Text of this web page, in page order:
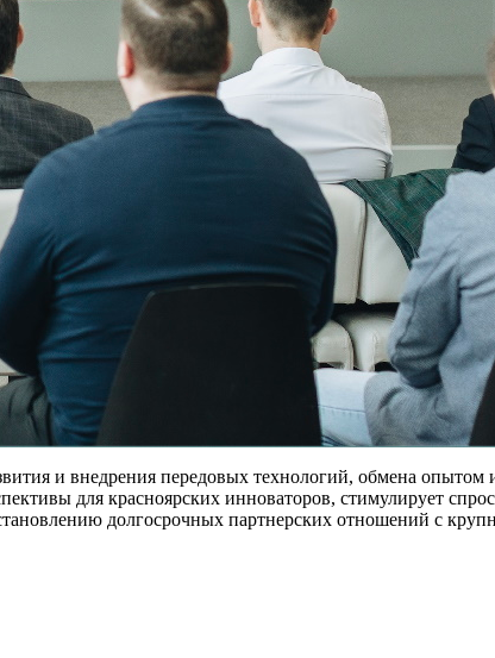
и внедрения передовых технологий, обмена опытом
для красноярских инноваторов, стимулирует
долгосрочных партнерских отношений с